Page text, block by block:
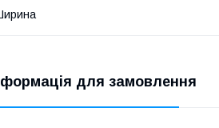
для замовлення